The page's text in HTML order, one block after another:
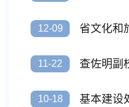
12-09
11-22
10-18